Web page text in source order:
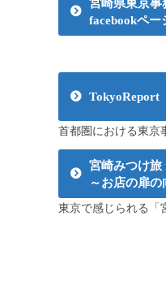
宮崎県東京事
facebookペー
TokyoReport
首都圏における東京
宮崎みつけ旅
～お店の扉
東京で感じられる「